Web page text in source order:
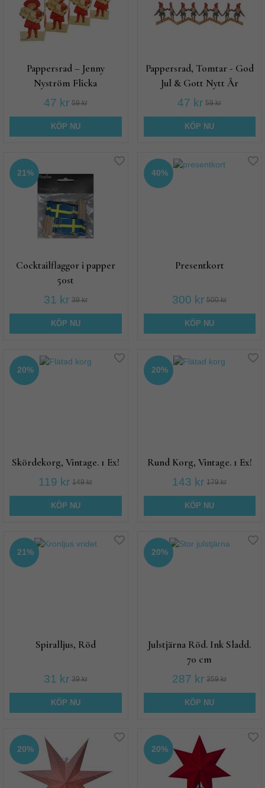
Pappersrad – Jenny
Nyström Flicka
47 kr 59 kr
KÖP NU
Pappersrad, Tomtar - God
Jul & Gott Nytt År
47 kr 59 kr
KÖP NU
21%
Cocktailflaggor i papper
50st
31 kr 39 kr
KÖP NU
40%
Presentkort
300 kr 500 kr
KÖP NU
20%
Skördekorg, Vintage. 1 Ex!
119 kr 149 kr
KÖP NU
20%
Rund Korg, Vintage. 1 Ex!
143 kr 179 kr
KÖP NU
21%
Spiralljus, Röd
31 kr 39 kr
KÖP NU
20%
Julstjärna Röd. Ink Sladd.
70 cm
287 kr 359 kr
KÖP NU
20% 20%